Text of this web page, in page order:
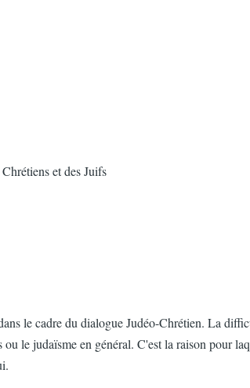
et des Juifs
le cadre du dialogue Judéo-Chrétien. La
le judaïsme en général. C'est la raison pour